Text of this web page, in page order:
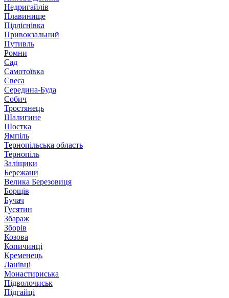
Недригайлів
Плавинище
Підліснівка
Привокзальний
Путивль
Ромни
Сад
Самотоївка
Свеса
Середина-Буда
Собич
Тростянець
Шалигине
Шостка
Ямпіль
Тернопільська область
Тернопіль
Заліщики
Бережани
Велика Березовиця
Борщів
Бучач
Гусятин
Збараж
Зборів
Козова
Копичинці
Кременець
Ланівці
Монастириська
Підволочиськ
Підгайці